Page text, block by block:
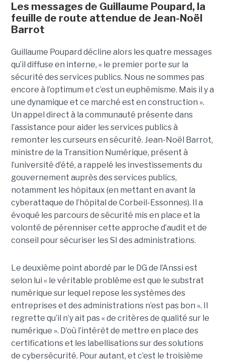
Les messages de Guillaume Poupard, la
feuille de route attendue de Jean-Noël
Barrot
Guillaume Poupard décline alors les quatre messages
qu’il diffuse en interne, « le premier porte sur la
sécurité des services publics. Nous ne sommes pas
encore à l’optimum et c’est un euphémisme. Mais il y a
une dynamique et ce marché est en construction ».
Un appel direct à la communauté présente dans
l’assistance pour aider les services publics à
remonter les curseurs en sécurité. Jean-Noël Barrot,
ministre de la Transition Numérique, présent à
l’université d’été, a rappelé les investissements du
gouvernement auprès des services publics,
notamment les hôpitaux (en mettant en avant la
cyberattaque de l’hôpital de Corbeil-Essonnes). Il a
évoqué les parcours de sécurité mis en place et la
volonté de pérenniser cette approche d’audit et de
conseil pour sécuriser les SI des administrations.
Le deuxième point abordé par le DG de l’Anssi est
selon lui « le véritable problème est que le substrat
numérique sur lequel repose les systèmes des
entreprises et des administrations n’est pas bon ». Il
regrette qu’il n’y ait pas « de critères de qualité sur le
numérique ». D’où l’intérêt de mettre en place des
certifications et les labellisations sur des solutions
de cybersécurité. Pour autant, et c’est le troisième